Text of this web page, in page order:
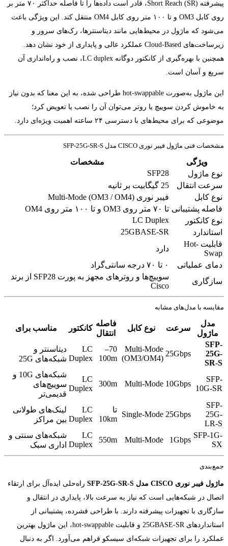
پیشرفته Short Reach (SR)، قادر است داده‌ها را تا فاصله حداکثر ۷۰ متر بر
روی کابل OM3 و تا ۱۰۰ متر روی کابل OM4 منتقل کند. این ویژگی باعث
می‌شود که ماژول در محیط‌هایی مانند دیتاسنترها، رک‌های سرور و
زیرساخت‌های Cloud-Based عملکرد عالی و پایداری از خود نشان دهد.
همچنین با بهره‌گیری از کانکتور دوگانه LC duplex، نصب و راه‌اندازی آن
سریع و آسان است.
این ماژول به‌صورت hot-swappable طراحی شده، به این معنا که بدون نیاز
به خاموش کردن سوییچ یا روتر می‌توان آن را نصب یا تعویض کرد؛
موضوعی که برای محیط‌های با دسترسی ۲۴ ساعته اهمیت ویژه‌ای دارد.
مشخصات فنی ماژول فیبر نوری CISCO مدل SFP-25G-SR-S
ویژگی
مشخصات
نوع ماژول
SFP28
سرعت انتقال
25 گیگابیت بر ثانیه
نوع کابل
فیبر نوری Multi-Mode (OM3 / OM4)
فاصله پشتیبانی تا ۷۰ متر روی OM3 و تا ۱۰۰ متر روی OM4
نوع کانکتور
LC Duplex
استاندارد
25GBASE-SR
قابلیت Hot-
Swap
دارد
دمای عملیاتی
۰ تا ۷۰ درجه سانتی‌گراد
سازگاری
سوییچ‌ها و روترهای مجهز به پورت SFP28 از برند
Cisco
مقایسه با مدل‌های مشابه
مدل
ماژول
سرعت نوع کابل
فاصله
انتقال
کانکتور
مناسب برای
SFP-
25G-
SR-S
25Gbps
Multi-Mode
(OM3/OM4)
70–
100m
LC
Duplex
دیتاسنتر و
شبکه‌های 25G
SFP-
10G-SR
10Gbps
Multi-Mode
300m
LC
Duplex
شبکه‌های 10G و
سوییچ‌های
قدیمی‌تر
SFP-
25G-
LR-S
25Gbps
Single-Mode
تا
10km
LC
Duplex
لینک‌های طولانی
بین مراکز
SFP-1G-
SX
1Gbps
Multi-Mode
550m
LC
Duplex
شبکه‌های سنتی و
اداری سبک
جمع‌بندی
ماژول فیبر نوری CISCO مدل SFP-25G-SR-S
راه‌حلی ایده‌آل برای ارتقاء
اتصال در شبکه‌هایی است که نیاز به سرعت بالا، پایداری در انتقال و
سازگاری با تجهیزات پیشرفته دارند. با طراحی فشرده، پشتیبانی از
استانداردهای 25GBASE-SR و قابلیت hot-swappable، این ماژول بهترین
عملکرد را برای تجهیزات شبکه‌ای سیسکو فراهم می‌آورد. اگر به دنبال